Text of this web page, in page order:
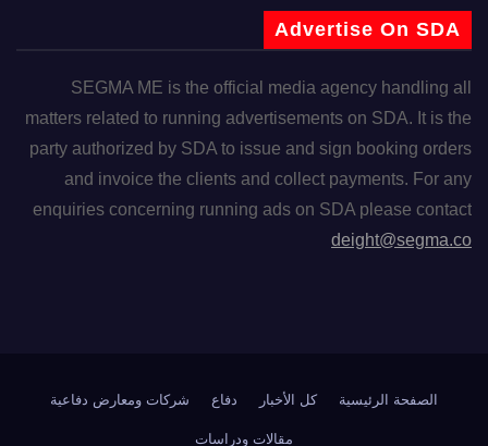
Advertise On SDA
SEGMA ME is the official media agency handling all
matters related to running advertisements on SDA. It is the
party authorized by SDA to issue and sign booking orders
and invoice the clients and collect payments. For any
enquiries concerning running ads on SDA please contact
deight@segma.co
الصفحة الرئيسية كل الأخبار دفاع شركات ومعارض دفاعية
مقالات ودراسات